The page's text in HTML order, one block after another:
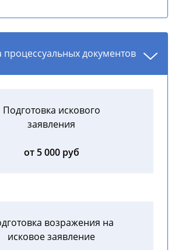
процессуальных документов
Подготовка искового
заявления
от 5 000 руб
возражения на
исковое заявление